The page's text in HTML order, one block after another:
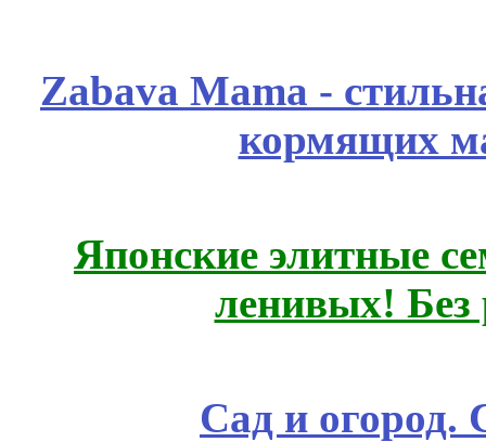
Zabava Mama -
кормящих
Японские элитные
ленивых!
Сад и огород.